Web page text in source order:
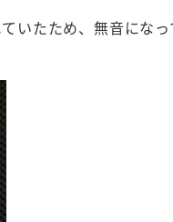
いたため、無音になっ